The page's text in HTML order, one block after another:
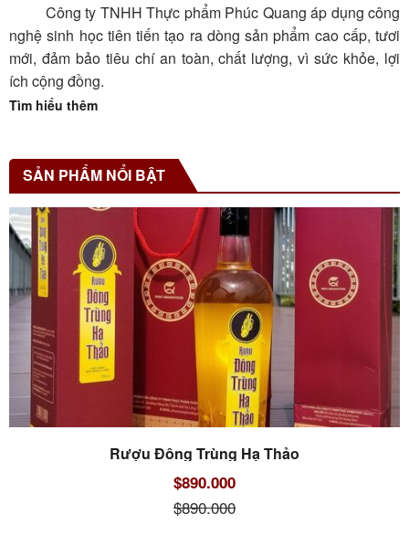
Công ty TNHH Thực phẩm Phúc Quang áp dụng công
nghệ sinh học tiên tiến tạo ra dòng sản phẩm cao cấp, tươi
mới, đảm bảo tiêu chí an toàn, chất lượng, vì sức khỏe, lợi
ích cộng đồng.
Tìm hiểu thêm
SẢN PHẨM NỔI BẬT
Rượu Đông Trùng Hạ Thảo
$890.000
$890.000